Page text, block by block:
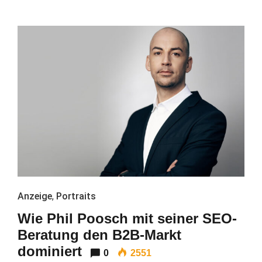
Anzeige, Portraits
Wie Phil Poosch mit seiner SEO-
Beratung den B2B-Markt
dominiert
0 2551